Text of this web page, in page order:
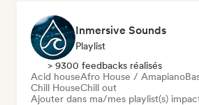
Inmersive Sounds
Playlist
> 9300 feedbacks réalisés
Acid houseAfro House / Amapiano
Chill HouseChill out
Ajouter dans ma/mes playlist(s)